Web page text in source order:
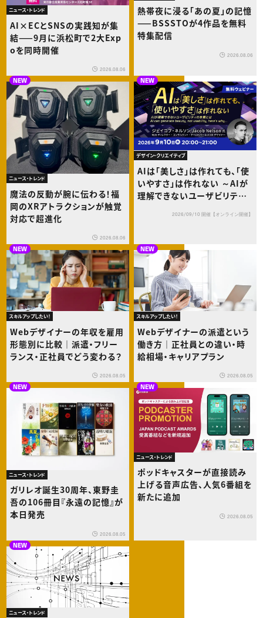
ニュース・トレンド
AI×ECとSNSの実践知が集
結——9月に浜松町で2大Exp
oを同時開催
2026.08.06
熱帯夜に浸る「あの夏」の記憶
——BSSSTOが4作品を無料
特集配信
2026.08.06
NEW
ニュース・トレンド
魔法の反動が腕に伝わる！福
岡のXRアトラクションが触覚
対応で超進化
2026.08.06
NEW
デザイン・クリエイティブ
AIは「美しさ」は作れても、「使
いやすさ」は作れない ～AIが
理解できないユーザビリティ
2026/09/10 開催【オンライン開催】
NEW
スキルアップしたい！
Webデザイナーの年収を雇用
形態別に比較｜派遣・フリー
ランス・正社員でどう変わる？
2026.08.05
NEW
スキルアップしたい！
Webデザイナーの派遣という
働き方｜正社員との違い・時
給相場・キャリアプラン
2026.08.05
NEW
ニュース・トレンド
ガリレオ誕生30周年、東野圭
吾の106冊目『永遠の記憶』が
本日発売
2026.08.05
NEW
ニュース・トレンド
ポッドキャスターが直接読み
上げる音声広告、人気6番組を
新たに追加
2026.08.05
NEW
ニュース・トレンド